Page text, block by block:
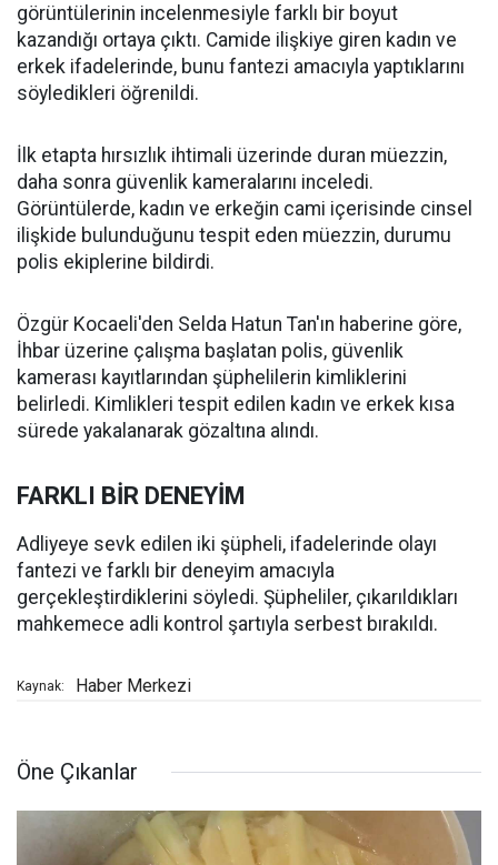
görüntülerinin incelenmesiyle farklı bir boyut
kazandığı ortaya çıktı. Camide ilişkiye giren kadın ve
erkek ifadelerinde, bunu fantezi amacıyla yaptıklarını
söyledikleri öğrenildi.
İlk etapta hırsızlık ihtimali üzerinde duran müezzin,
daha sonra güvenlik kameralarını inceledi.
Görüntülerde, kadın ve erkeğin cami içerisinde cinsel
ilişkide bulunduğunu tespit eden müezzin, durumu
polis ekiplerine bildirdi.
Özgür Kocaeli'den Selda Hatun Tan'ın haberine göre,
İhbar üzerine çalışma başlatan polis, güvenlik
kamerası kayıtlarından şüphelilerin kimliklerini
belirledi. Kimlikleri tespit edilen kadın ve erkek kısa
sürede yakalanarak gözaltına alındı.
FARKLI BİR DENEYİM
Adliyeye sevk edilen iki şüpheli, ifadelerinde olayı
fantezi ve farklı bir deneyim amacıyla
gerçekleştirdiklerini söyledi. Şüpheliler, çıkarıldıkları
mahkemece adli kontrol şartıyla serbest bırakıldı.
Kaynak: Haber Merkezi
Öne Çıkanlar